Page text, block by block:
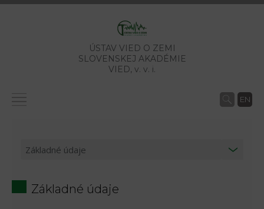
ÚSTAV VIED O ZEMI
SLOVENSKEJ AKADÉMIE
VIED, v. v. i.
EN
Základné údaje